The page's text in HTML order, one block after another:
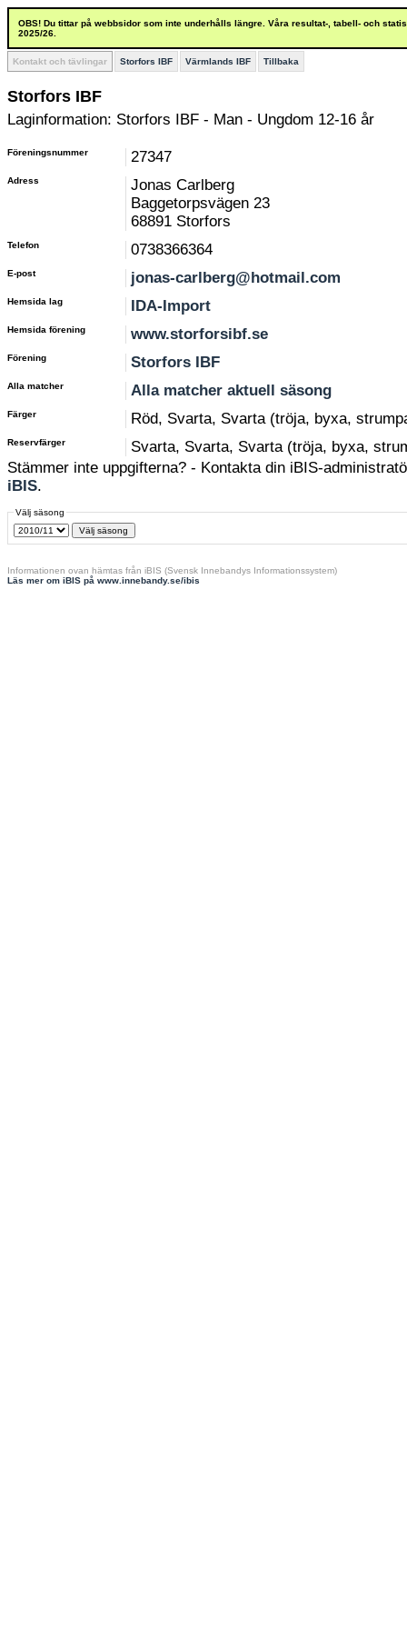
OBS! Du tittar på webbsidor som inte underhålls längre. Våra resultat-, tabell- och
2025/26.
Kontakt och tävlingar Storfors IBF Värmlands IBF Tillbaka
Storfors IBF
Laginformation: Storfors IBF - Man - Ungdom 12-16 år
Föreningsnummer 27347
Adress
Jonas Carlberg
Baggetorpsvägen 23
68891 Storfors
Telefon 0738366364
E-post jonas-carlberg@hotmail.com
Hemsida lag IDA-Import
Hemsida förening www.storforsibf.se
Förening Storfors IBF
Alla matcher Alla matcher aktuell säsong
Färger Röd, Svarta, Svarta (tröja, byxa,
Reservfärger
Svarta, Svarta, Svarta (tröja, byxa,
Stämmer inte uppgifterna? - Kontakta din iBIS-
iBIS.
Välj säsong
Informationen ovan hämtas från iBIS (Svensk Innebandys Informationssystem)
Läs mer om iBIS på www.innebandy.se/ibis